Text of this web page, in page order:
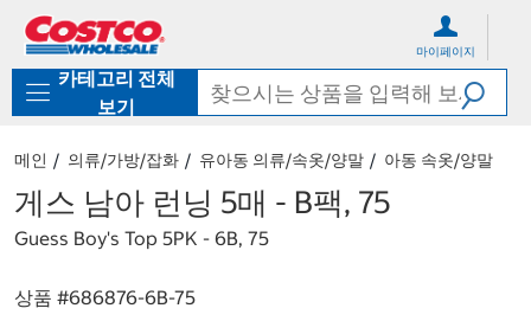
로
기
가
마이페이지
카테고리 전체
보기
메인 의류/가방/잡화 유아동 의류/속옷/양말 아동 속옷/양말
게스 남아 런닝 5매 - B팩, 75
Guess Boy's Top 5PK - 6B, 75
상품 #686876-6B-75